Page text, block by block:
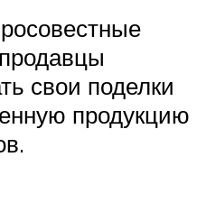
свои поделки
продукцию